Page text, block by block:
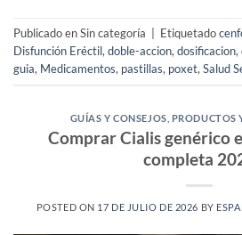
Publicado en Sin categoría Etiquetado
Disfunción Eréctil, doble-accion, dosificacion,
guia, Medicamentos, pastillas, poxet, Salud
GUÍAS Y CONSEJOS PRODUCTOS
Comprar Cialis genérico
completa
POSTED ON 17 DE JULIO DE 2026 BY